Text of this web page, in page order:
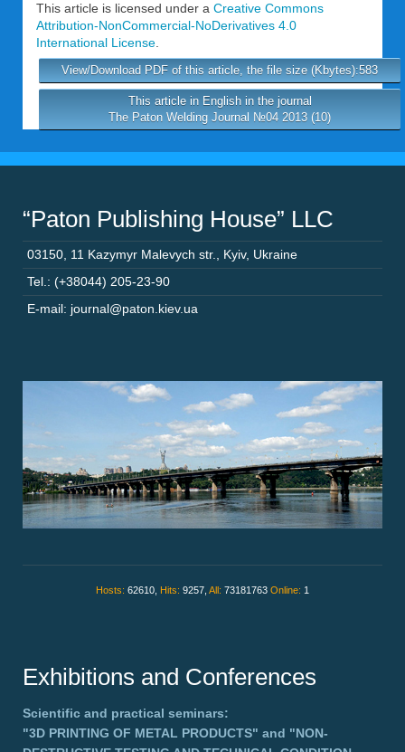
This article is licensed under a Creative Commons
Attribution-NonCommercial-NoDerivatives 4.0
International License.
View/Download PDF of this article, the file size (Kbytes):583
This article in English in the journal
The Paton Welding Journal №04 2013 (10)
“Paton Publishing House” LLC
03150, 11 Kazymyr Malevych str., Kyiv, Ukraine
Tel.: (+38044) 205-23-90
E-mail: journal@paton.kiev.ua
Hosts: 62610, Hits: 9257, All: 73181763 Online: 1
Exhibitions and Conferences
Scientific and practical seminars:
"3D PRINTING OF METAL PRODUCTS" and "NON-